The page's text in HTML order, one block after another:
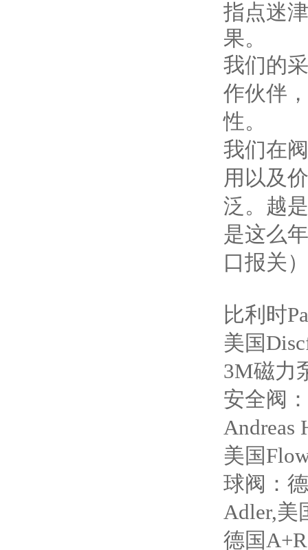
指点迷
果。
我们的
作伙伴
性。
我们在
用以及
泛。越
是这么
口报关）
比利时
美国
3M磁力
安全阀
Andreas
美国
球阀：
Adler,美
德国